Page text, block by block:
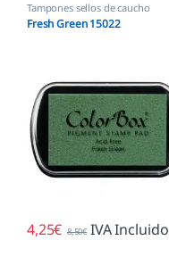
Tampones sellos de caucho
Fresh Green 15022
4,25€ 8,50€ IVA Incluido